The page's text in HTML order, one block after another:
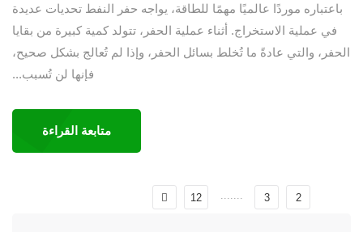
باعتباره موردًا عالميًا مهمًا للطاقة، يواجه حفر النفط تحديات عديدة
في عملية الاستخراج. أثناء عملية الحفر، تتولد كمية كبيرة من بقايا
الحفر، والتي عادةً ما تُخلط بسائل الحفر، وإذا لم تُعالج بشكل صحيح،
فإنها لن تُسبب...
متابعة القراءة
2
3
12